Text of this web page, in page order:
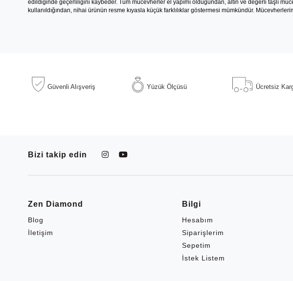
edildiğinde geçerliliğini kaybeder. Tüm mücevherler el yapımı olduğundan, altın ve değerli taşlı
kullanıldığından, nihai ürünün resme kıyasla küçük farklılıklar göstermesi mümkündür.
Güvenli Alışveriş Yüzük Ölçüsü Ücretsiz
Bizi takip edin
Zen Diamond
Blog
İletişim
Bilgi
Hesabım
Siparişlerim
Sepetim
İstek Listem